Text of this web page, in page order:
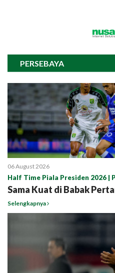
PERSEBAYA
06 August 2026
Half Time Piala Presiden 2026 |
Sama Kuat di Babak
Selengkapnya